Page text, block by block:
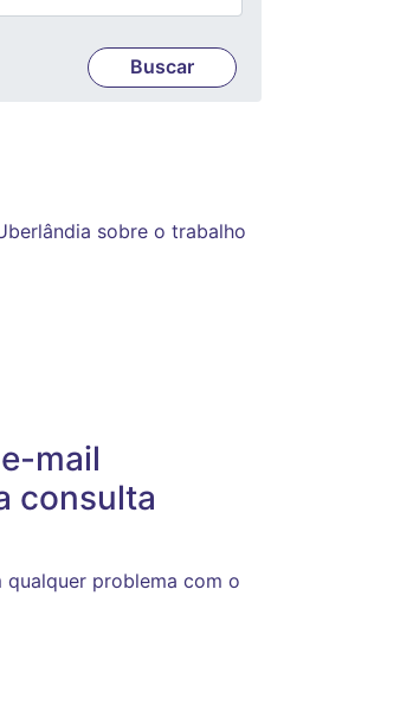
sobre o trabalho
mail
consulta
problema com o